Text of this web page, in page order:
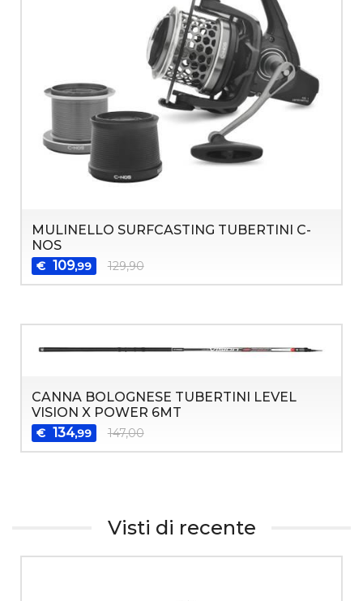
MULINELLO SURFCASTING TUBERTINI C-
NOS
€ 109,99 129,90
CANNA BOLOGNESE TUBERTINI LEVEL
VISION X POWER 6MT
€ 134,99 147,00
Visti di recente